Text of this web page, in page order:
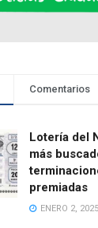
Comentarios
Lotería del
más
premiadas
ENERO 2, 2025